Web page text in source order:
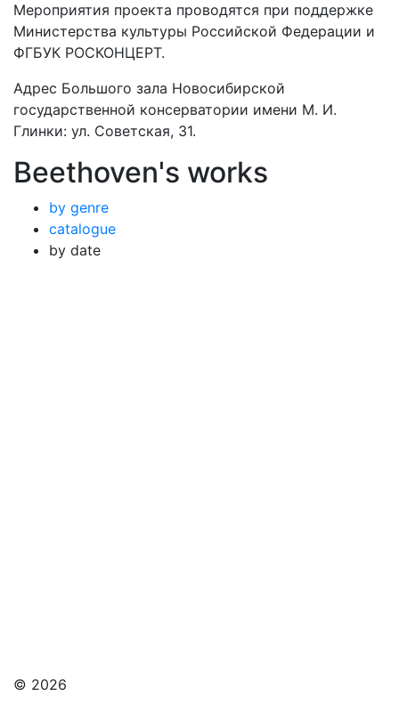
Мероприятия проекта проводятся при поддержке
Министерства культуры Российской Федерации и
ФГБУК РОСКОНЦЕРТ.
Адрес Большого зала Новосибирской
государственной консерватории имени М. И.
Глинки: ул. Советская, 31.
Beethoven's works
by genre
catalogue
by date
© 2026